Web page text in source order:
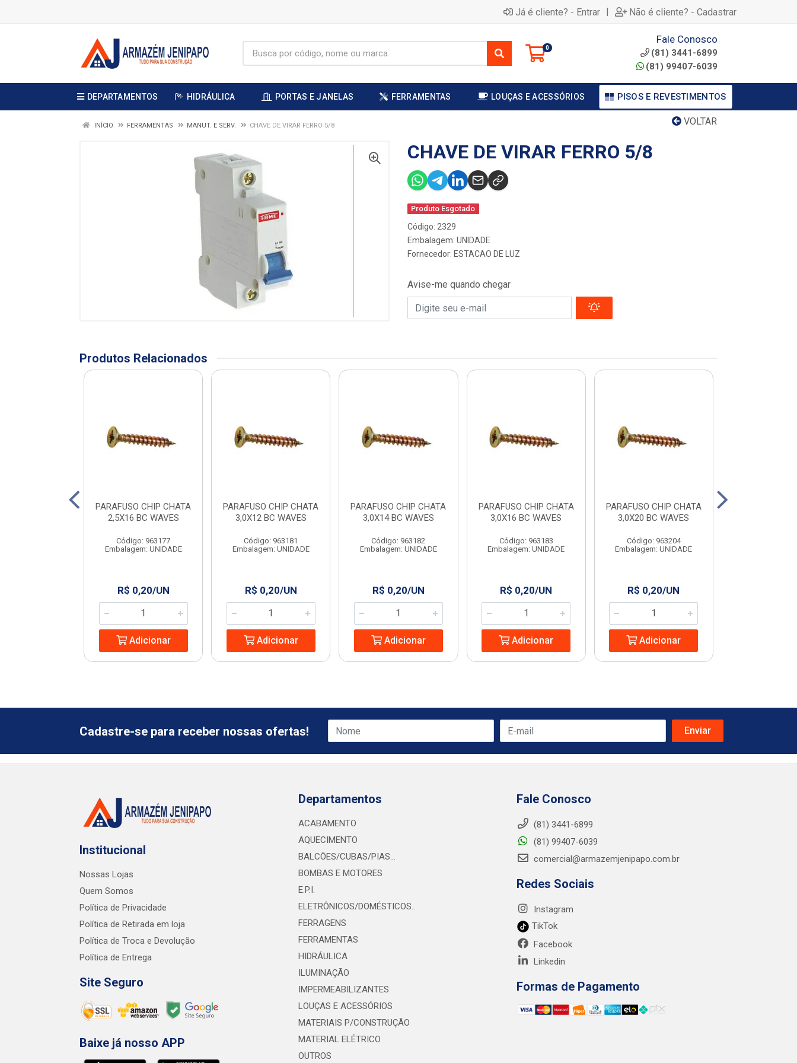
Já é cliente? - Entrar | Não é cliente? - Cadastrar
0
Fale Conosco
(81) 3441-6899
(81) 99407-6039
DEPARTAMENTOS HIDRÁULICA PORTAS E JANELAS FERRAMENTAS LOUÇAS E ACESSÓRIOS PISOS E REVESTIMENTOS
VOLTAR
INÍCIO FERRAMENTAS MANUT. E SERV. CHAVE DE VIRAR FERRO 5/8
CHAVE DE VIRAR FERRO 5/8
Produto Esgotado
Código: 2329
Embalagem: UNIDADE
Fornecedor: ESTACAO DE LUZ
Avise-me quando chegar
Produtos Relacionados
PARAFUSO CHIP CHATA
2,5X16 BC WAVES
Código: 963177
Embalagem: UNIDADE
R$ 0,20/UN
Adicionar
PARAFUSO CHIP CHATA
3,0X12 BC WAVES
Código: 963181
Embalagem: UNIDADE
R$ 0,20/UN
Adicionar
PARAFUSO CHIP CHATA
3,0X14 BC WAVES
Código: 963182
Embalagem: UNIDADE
R$ 0,20/UN
Adicionar
PARAFUSO CHIP CHATA
3,0X16 BC WAVES
Código: 963183
Embalagem: UNIDADE
R$ 0,20/UN
Adicionar
PARAFUSO CHIP CHATA
3,0X20 BC WAVES
Código: 963204
Embalagem: UNIDADE
R$ 0,20/UN
Adicionar
Cadastre-se para receber nossas ofertas!
Institucional
Nossas Lojas
Quem Somos
Política de Privacidade
Política de Retirada em loja
Política de Troca e Devolução
Política de Entrega
Site Seguro
Baixe já nosso APP
Departamentos
ACABAMENTO
AQUECIMENTO
BALCÕES/CUBAS/PIAS...
BOMBAS E MOTORES
E.P.I.
ELETRÔNICOS/DOMÉSTICOS..
FERRAGENS
FERRAMENTAS
HIDRÁULICA
ILUMINAÇÃO
IMPERMEABILIZANTES
LOUÇAS E ACESSÓRIOS
MATERIAIS P/CONSTRUÇÃO
MATERIAL ELÉTRICO
OUTROS
Fale Conosco
(81) 3441-6899
(81) 99407-6039
comercial@armazemjenipapo.com.br
Redes Sociais
Instagram
TikTok
Facebook
Linkedin
Formas de Pagamento